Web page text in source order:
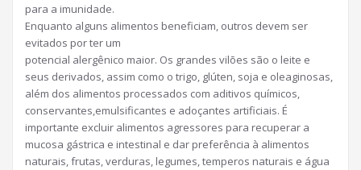
para a imunidade.
Enquanto alguns alimentos beneficiam, outros devem ser
evitados por ter um
potencial alergênico maior. Os grandes vilões são o leite e
seus derivados, assim como o trigo, glúten, soja e oleaginosas,
além dos alimentos processados com aditivos químicos,
conservantes,emulsificantes e adoçantes artificiais. É
importante excluir alimentos agressores para recuperar a
mucosa gástrica e intestinal e dar preferência à alimentos
naturais, frutas, verduras, legumes, temperos naturais e água